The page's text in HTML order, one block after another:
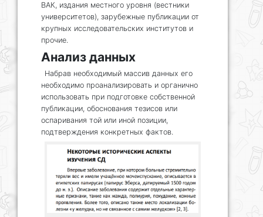
ВАК, издания местного уровня (вестники
университетов), зарубежные публикации от
крупных исследовательских институтов и
прочие.
Анализ данных
Набрав необходимый массив данных его
необходимо проанализировать и органично
использовать при подготовке собственной
публикации, обоснования тезисов или
оспаривания той или иной позиции,
подтверждения конкретных фактов.